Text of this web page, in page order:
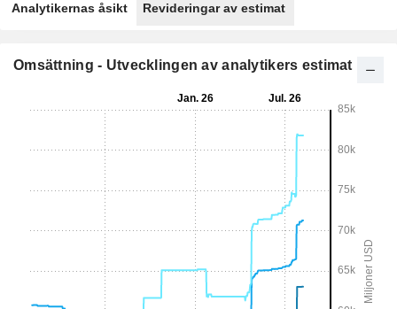
Analytikernas åsikt Revideringar av estimat
Omsättning - Utvecklingen av analytikers estimat